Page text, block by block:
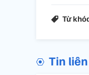
Từ
Tin